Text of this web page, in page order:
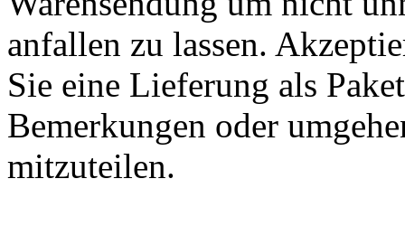
anfallen zu lassen.
Sie eine Lieferung als
Bemerkungen oder
mitzuteilen.